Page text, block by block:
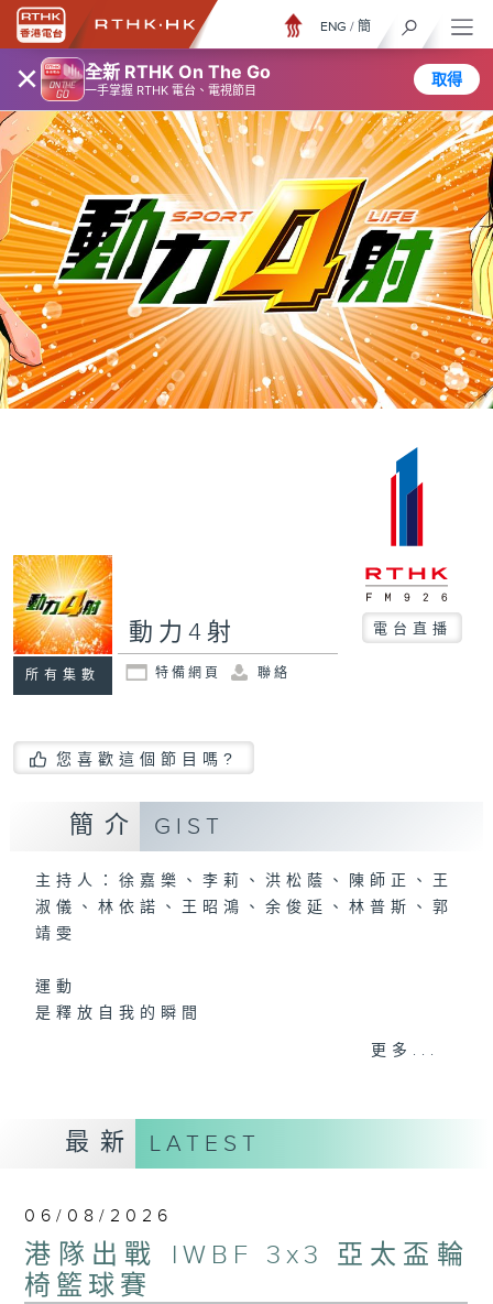
× 全新 RTHK On The Go
一手掌握 RTHK 電台、電視節目
取得
ENG / 簡
所有集數
動力4射 電台直播
特備網頁 聯絡
您喜歡這個節目嗎?
簡介 GIST
主持人：徐嘉樂、李莉、洪松蔭、陳師正、王
淑儀、林依諾、王昭鴻、余俊延、林普斯、郭
靖雯
運動
是釋放自我的瞬間
動力4射，逢星期一至五下午4點
網羅體育消息、探討運動文化、打開國際視
野、享受運動樂趣！
更多...
最新 LATEST
06/08/2026
港隊出戰 IWBF 3x3 亞太盃輪
椅籃球賽